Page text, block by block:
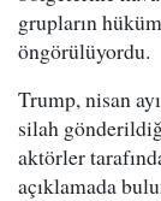
grupların
öngörülüyordu.
Trump, nisan
silah
aktörler
açıklamada